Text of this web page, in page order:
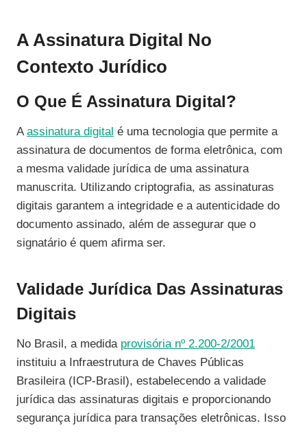
A Assinatura Digital No
Contexto Jurídico
O Que É Assinatura Digital?
Aassinatura digital é uma tecnologia que permite a
assinatura de documentos de forma eletrônica, com
a mesma validade jurídica de uma assinatura
manuscrita. Utilizando criptografia, as assinaturas
digitais garantem a integridade e a autenticidade do
documento assinado, além de assegurar que o
signatário é quem afirma ser.
Validade Jurídica Das Assinaturas
Digitais
No Brasil, a medida provisória nº 2.200-2/2001
instituiu a Infraestrutura de Chaves Públicas
Brasileira (ICP-Brasil), estabelecendo a validade
jurídica das assinaturas digitais e proporcionando
segurança jurídica para transações eletrônicas. Isso